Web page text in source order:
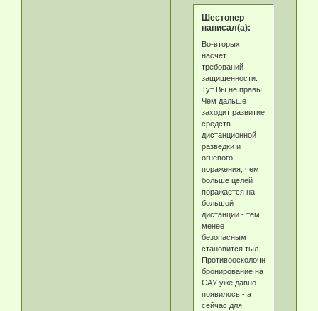
Шестопер
написал(а):
Во-вторых,
насчет
требований
защищенности.
Тут Вы не правы.
Чем дальше
заходит развитие
средств
дистанционной
разведки и
огневого
поражения, чем
больше целей
поражается на
большой
дистанции - тем
менее
безопасным
становится тыл.
Противоосколочное
бронирование на
САУ уже давно
появилось - а
сейчас для